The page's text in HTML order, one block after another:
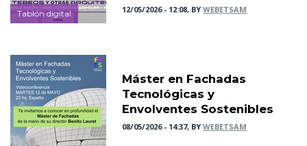
Tablón digital 12/05/2026 - 12:08, BYWEBETSAM
Máster en Fachadas
Tecnológicas y
Envolventes Sostenibles
08/05/2026 - 14:37, BYWEBETSAM